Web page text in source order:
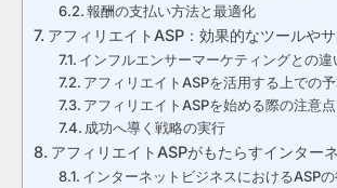
報酬の支払い方法と最適化
アフィリエイトASP：効果的なツールや
インフルエンサーマーケティングとの違
アフィリエイトASPを活用する上での
アフィリエイトASPを始める際の注意点
成功へ導く戦略の実行
アフィリエイトASPがもたらすインター
インターネットビジネスにおけるASP